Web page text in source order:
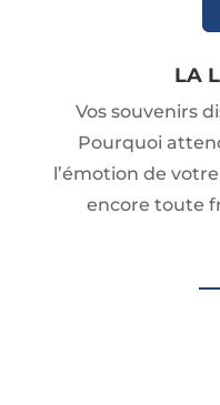
LA
Vos souvenirs
Pourquoi
l’émotion de
encore toute